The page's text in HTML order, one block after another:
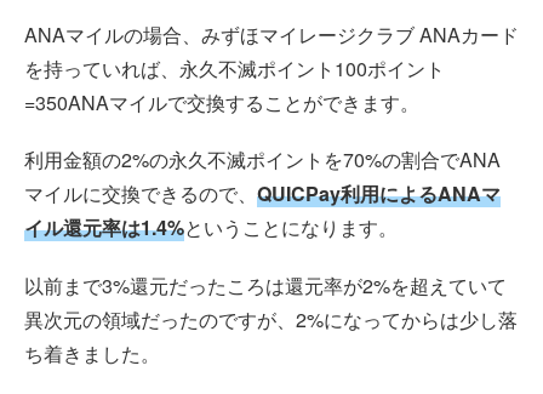
ANAマイルの場合、みずほマイレージクラブ ANAカード
を持っていれば、永久不滅ポイント100ポイント
=350ANAマイルで交換することができます。
利用金額の2%の永久不滅ポイントを70%の割合でANA
マイルに交換できるので、 QUICPay利用によるANAマ
イル還元率は1.4%ということになります。
以前まで3%還元だったころは還元率が2%を超えていて
異次元の領域だったのですが、2%になってからは少し落
ち着きました。